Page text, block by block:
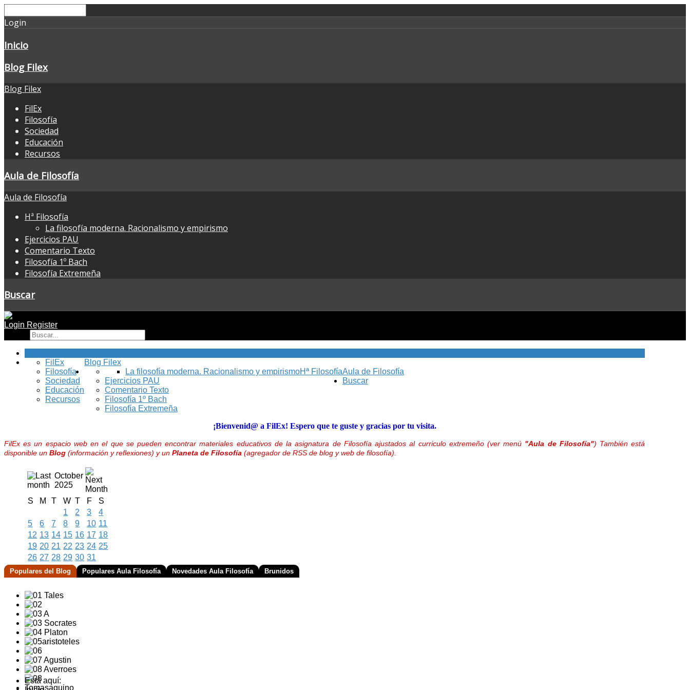
Login
Inicio
Blog Filex
Blog Filex
FilEx
Filosofía
Sociedad
Educación
Recursos
Aula de Filosofía
Aula de Filosofía
Hª Filosofía
La filosofía moderna. Racionalismo y empirismo
Ejercicios PAU
Comentario Texto
Filosofía 1º Bach
Filosofía Extremeña
Buscar
Login Register
Blog Filex
FilEx
Filosofía
Sociedad
Educación
Recursos
Aula de Filosofía
Hª Filosofía
La filosofía moderna. Racionalismo y empirismo
Ejercicios PAU
Comentario Texto
Filosofía 1º Bach
Filosofía Extremeña
Buscar
¡Bienvenid@ a FilEx! Espero que te guste y gracias por tu visita.
FilEx es un espacio web en el que se pueden encontrar materiales educativos de la asignatura de Filosofía ajustados al curriculo extremeño (ver menú "Aula de Filosofía") También está
disponible un Blog (información y reflexiones) y un Planeta de Filosofía (agregador de RSS de blog y web de filosofía).
October
2025
S
M T W T F
S
1
2 3
4
5
6 7 8 9 10 11
12 13 14 15 16 17 18
19 20 21 22 23 24 25
26 27 28 29 30 31
Populares del Blog Populares Aula Filosofía Novedades Aula Filosofía Brunidos
Está aquí: